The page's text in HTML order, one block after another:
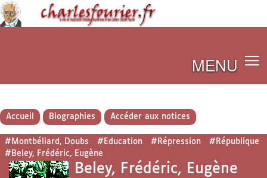
MENU
Accueil Biographies Accéder aux notices
#Montbéliard, Doubs #Education #Répression
#République
#Beley, Frédéric, Eugène
Beley, Frédéric, Eugène